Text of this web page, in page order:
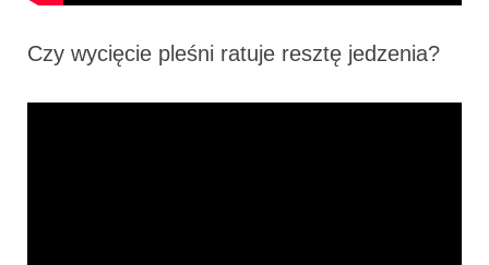
Czy wycięcie pleśni ratuje resztę jedzenia?